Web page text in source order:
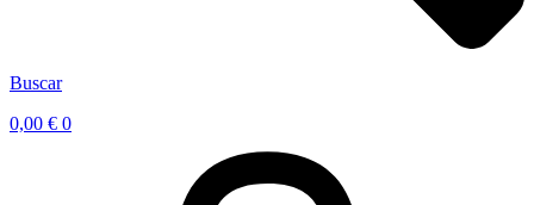
Buscar
0,00 € 0